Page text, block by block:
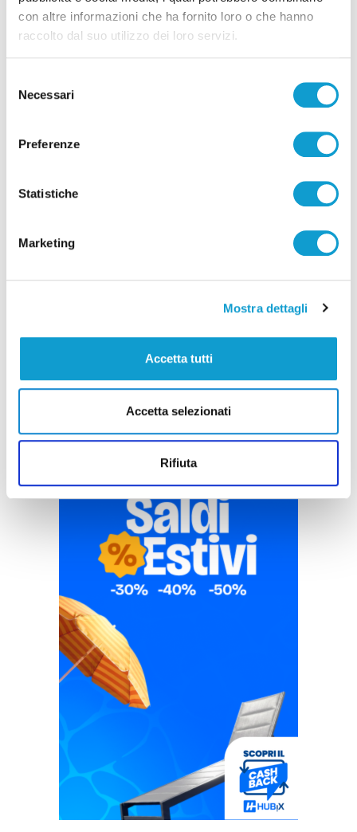
con altre informazioni che ha fornito loro o che hanno
raccolto dal suo utilizzo dei loro servizi.
delNecessari
Preferenze
Statistiche
Marketing
Mostra dettagli
Accetta tutti
Accetta selezionati
Rifiuta
Lutto a San Benedetto, morto lo scultore
di Pier Paolo Flammini